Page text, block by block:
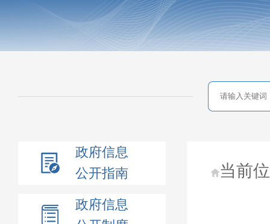
政府信息
公开指南
政府信息
当前